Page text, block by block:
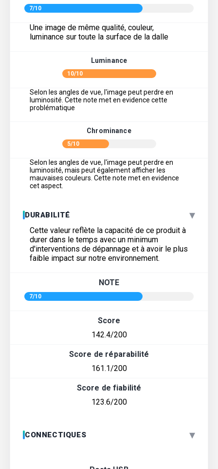
7/10
Une image de même qualité, couleur,
luminance sur toute la surface de la dalle
Luminance
10/10
Selon les angles de vue, l'image peut perdre en
luminosité. Cette note met en evidence cette
problématique
Chrominance
5/10
Selon les angles de vue, l'image peut perdre en
luminosité, mais peut également afficher les
mauvaises couleurs. Cette note met en evidence
cet aspect.
DURABILITÉ ▾
Cette valeur reflète la capacité de ce produit à
durer dans le temps avec un minimum
d'interventions de dépannage et à avoir le plus
faible impact sur notre environnement.
NOTE
7/10
Score
142.4/200
Score de réparabilité
161.1/200
Score de fiabilité
123.6/200
CONNECTIQUES ▾